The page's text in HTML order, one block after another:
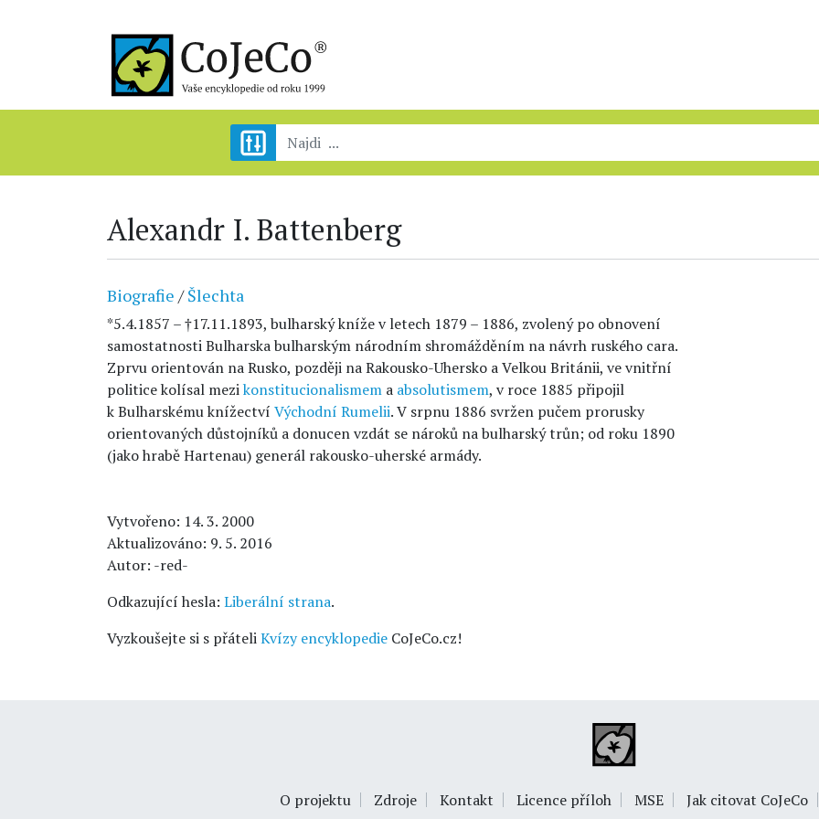
Alexandr I. Battenberg
Biografie /Šlechta
*5.4.1857 – †17.11.1893, bulharský kníže v letech 1879 – 1886, zvolený po obnovení
samostatnosti Bulharska bulharským národním shromážděním na návrh ruského cara.
Zprvu orientován na Rusko, později na Rakousko-Uhersko a Velkou Británii, ve vnitřní
politice kolísal mezikonstitucionalismem a absolutismem, v roce 1885 připojil
k Bulharskému knížectví Východní Rumelii. V srpnu 1886 svržen pučem prorusky
orientovaných důstojníků a donucen vzdát se nároků na bulharský trůn; od roku 1890
(jako hrabě Hartenau) generál rakousko-uherské armády.
Vytvořeno: 14. 3. 2000
Aktualizováno: 9. 5. 2016
Autor: -red-
Odkazující hesla: Liberální strana.
Vyzkoušejte si s přáteliKvízy encyklopedie CoJeCo.cz!
O projektu Zdroje Kontakt Licence příloh MSE Jak citovat CoJeCo